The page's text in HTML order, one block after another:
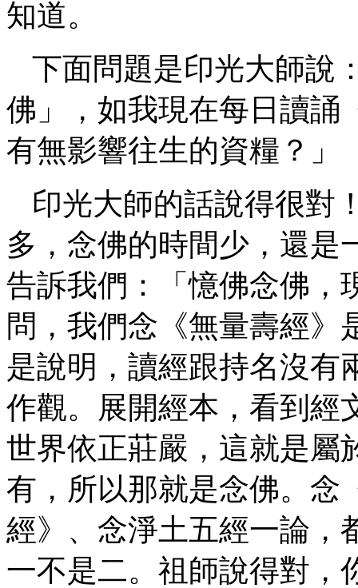
知道。
下面問題是印光大師說
佛」，如我現在每日讀誦
有無影響往生的資糧？」
印光大師的話說得很對
多，念佛的時間少，還是
告訴我們：「憶佛念佛，
問，我們念《無量壽經》
是說明，讀經跟持名沒有
作觀。展開經本，看到經
世界依正莊嚴，這就是屬
有，所以那就是念佛。念
經》、念淨土五經一論，
一不是二。祖師說得對，